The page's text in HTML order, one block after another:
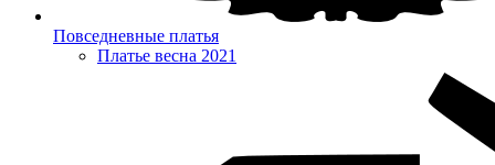
Повседневные платья
Платье весна 2021